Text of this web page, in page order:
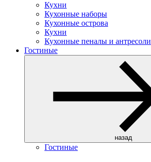
Кухни
Кухонные наборы
Кухонные острова
Кухни
Кухонные пеналы и антресоли
Гостиные
назад
Гостиные